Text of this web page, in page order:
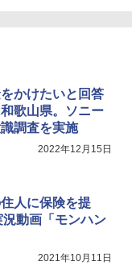
イド番号 5000円|オ
ワイヤレスコン
スラスト
ター - PC、PS4、P
One、Xbox Serie
パターン シフター
定版 [Blu-ray]
ル特典:オリジナル
【坤と離】二振りの
スタジオ描き下ろ
) [DVD]
かけたいと回答
歌山県。ソニー
調査を実施
2022年12月15日
人に保険を提
動画「モンハン
2021年10月11日